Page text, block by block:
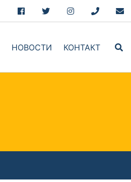
НОВОСТИ КОНТАКТ